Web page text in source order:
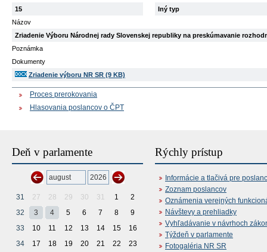
15
Iný typ
Názov
Zriadenie Výboru Národnej rady Slovenskej republiky na preskúmavanie
Poznámka
Dokumenty
Zriadenie výboru NR SR (9 KB)
Proces prerokovania
Hlasovania poslancov o ČPT
Deň v parlamente
31 27 28 29 30 31 1
2
32
3 4 5 6 7 8
9
33
10 11 12 13 14 15
16
34
17 18 19 20 21 22
23
Rýchly prístup
Informácie a tlačivá pre
Zoznam poslancov
Oznámenia verejných
Návštevy a prehliadky
Vyhľadávanie v návrhoch
Týždeň v parlamente
Fotogaléria NR SR